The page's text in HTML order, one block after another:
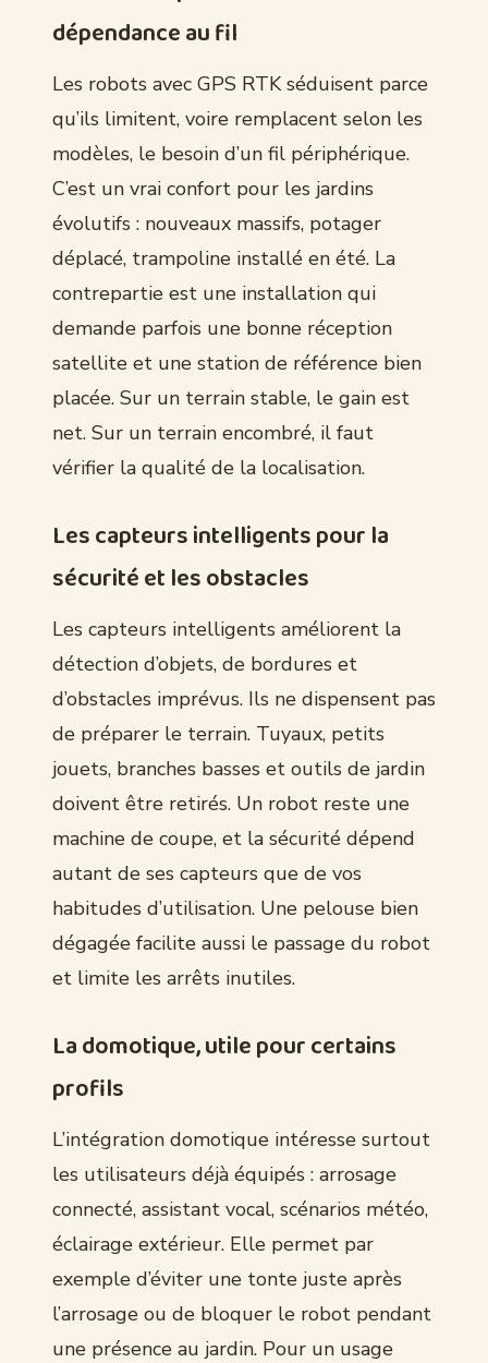
dépendance au fil
Les robots avec GPS RTK séduisent parce
qu’ils limitent, voire remplacent selon les
modèles, le besoin d’un fil périphérique.
C’est un vrai confort pour les jardins
évolutifs : nouveaux massifs, potager
déplacé, trampoline installé en été. La
contrepartie est une installation qui
demande parfois une bonne réception
satellite et une station de référence bien
placée. Sur un terrain stable, le gain est
net. Sur un terrain encombré, il faut
vérifier la qualité de la localisation.
Les capteurs intelligents pour la
sécurité et les obstacles
Les capteurs intelligents améliorent la
détection d’objets, de bordures et
d’obstacles imprévus. Ils ne dispensent pas
de préparer le terrain. Tuyaux, petits
jouets, branches basses et outils de jardin
doivent être retirés. Un robot reste une
machine de coupe, et la sécurité dépend
autant de ses capteurs que de vos
habitudes d’utilisation. Une pelouse bien
dégagée facilite aussi le passage du robot
et limite les arrêts inutiles.
La domotique, utile pour certains
profils
L’intégration domotique intéresse surtout
les utilisateurs déjà équipés : arrosage
connecté, assistant vocal, scénarios météo,
éclairage extérieur. Elle permet par
exemple d’éviter une tonte juste après
l’arrosage ou de bloquer le robot pendant
une présence au jardin. Pour un usage